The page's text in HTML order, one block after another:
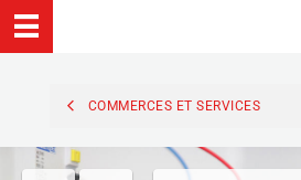
COMMERCES ET SERVICES